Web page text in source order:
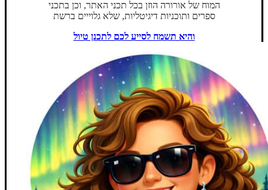
המוח של אורורה הוזן בכל תכני האתר, וכן בתכני
ספרים ותוכניות דיגיטליות, שלא גלוייים ברשת
והיא תשמח לסייע לכם לתכנן טיול